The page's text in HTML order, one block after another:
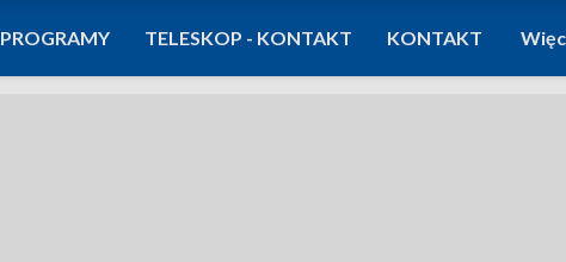
PROGRAMY TELESKOP - KONTAKT KONTAKT